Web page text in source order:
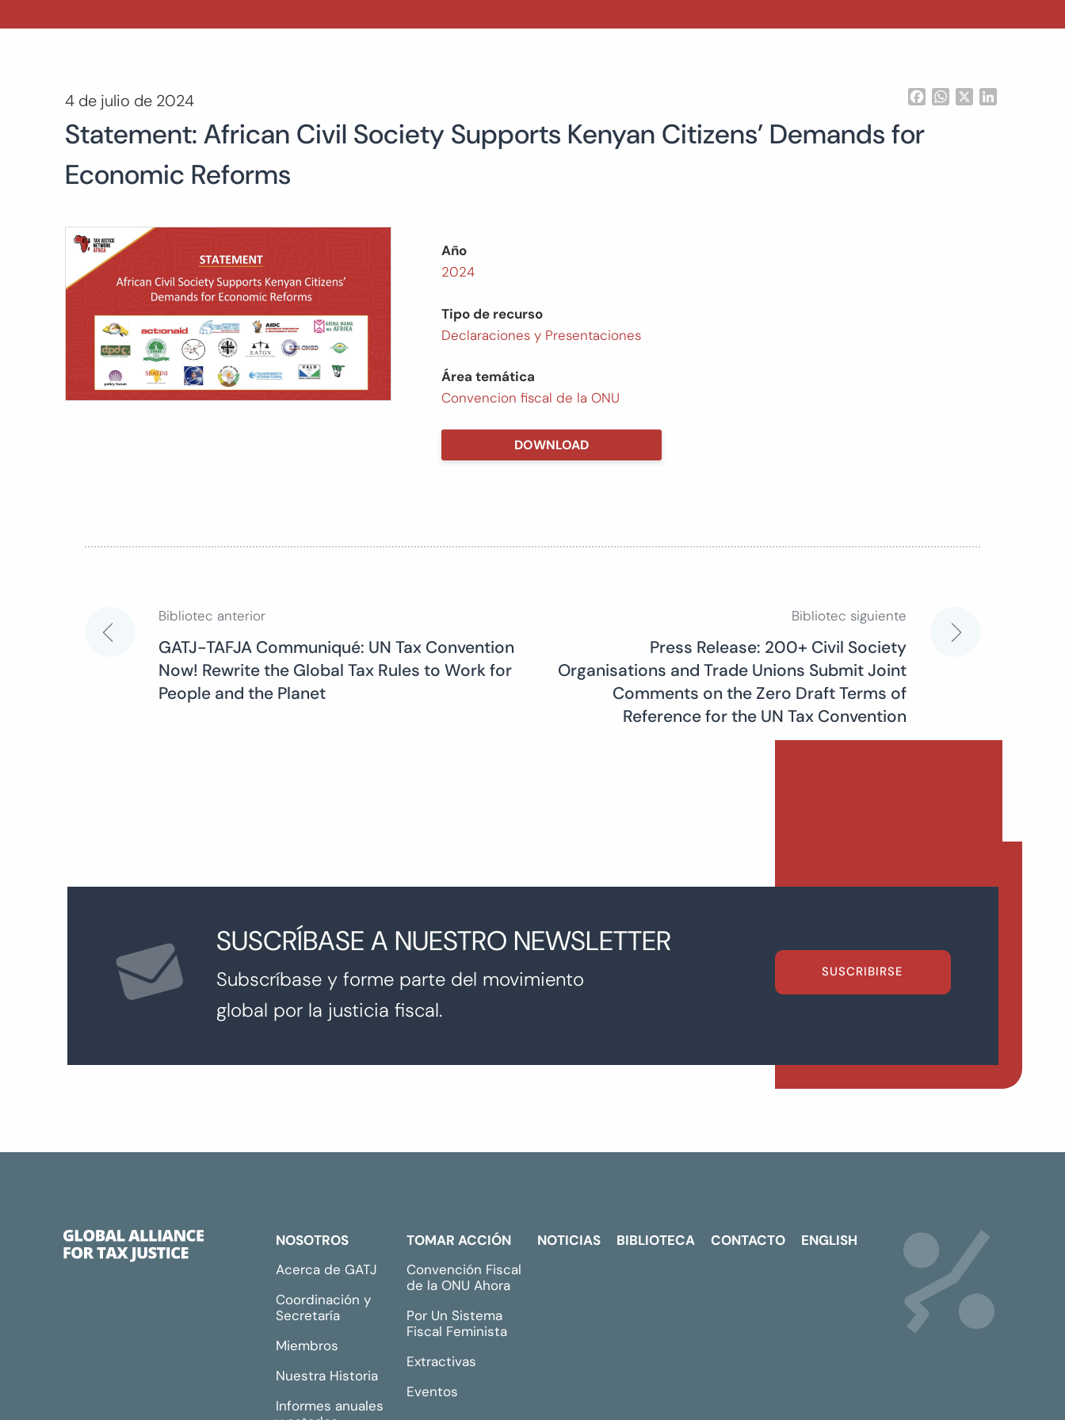
4 de julio de 2024 FacebookWhatsApp
Statement: African Civil Society Supports Kenyan Citizens’ Demands for
Economic Reforms
Año
2024
Tipo de recurso
Declaraciones y Presentaciones
Área temática
Convencion fiscal de la ONU
DOWNLOAD
Navegación
Bibliotec anterior
GATJ-TAFJA Communiqué: UN Tax Convention
Now! Rewrite the Global Tax Rules to Work for
People and the Planet
Bibliotec siguiente
Press Release: 200+ Civil Society
Organisations and Trade Unions Submit Joint
Comments on the Zero Draft Terms of
Reference for the UN Tax Convention
SUSCRÍBASE A NUESTRO NEWSLETTER
Subscríbase y forme parte del movimiento
global por la justicia fiscal.
SUSCRIBIRSE
NOSOTROS
Acerca de GATJ
Coordinación y
Secretaría
Miembros
Nuestra Historia
Informes anuales
TOMAR ACCIÓN
Convención Fiscal
de la ONU Ahora
Por Un Sistema
Fiscal Feminista
Extractivas
Eventos
NOTICIAS BIBLIOTECA CONTACTO ENGLISH